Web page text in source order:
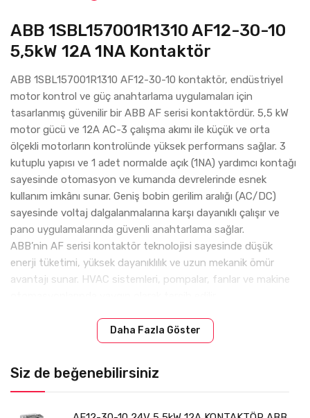
Siz de beğenebilirsiniz
ABB 1SBL157001R1310 AF12-30-10
5,5kW 12A 1NA Kontaktör
ABB 1SBL157001R1310 AF12-30-10 kontaktör, endüstriyel
motor kontrol ve güç anahtarlama uygulamaları için
tasarlanmış güvenilir bir ABB AF serisi kontaktördür. 5,5 kW
motor gücü ve 12A AC-3 çalışma akımı ile küçük ve orta
ölçekli motorların kontrolünde yüksek performans sağlar. 3
kutuplu yapısı ve 1 adet normalde açık (1NA) yardımcı kontağı
sayesinde otomasyon ve kumanda devrelerinde esnek
kullanım imkânı sunar. Geniş bobin gerilim aralığı (AC/DC)
sayesinde voltaj dalgalanmalarına karşı dayanıklı çalışır ve
pano uygulamalarında güvenli anahtarlama sağlar.
ABB’nin AF serisi kontaktör teknolojisi sayesinde düşük
enerji tüketimi, yüksek dayanıklılık ve uzun mekanik ömür
avantajı sunar. HVAC sistemleri, pompalar, fanlar ve makine
Teknik Özellikler
Model: AF12-30-10
Daha Fazla Göster